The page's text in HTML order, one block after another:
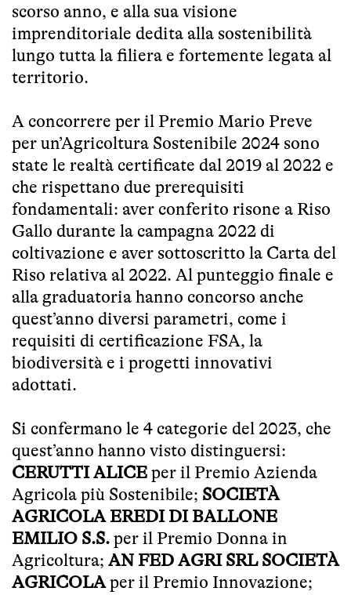
scorso anno, e alla sua visione
imprenditoriale dedita alla sostenibilità
lungo tutta la filiera e fortemente legata al
territorio.
A concorrere per il Premio Mario Preve
per un’Agricoltura Sostenibile 2024 sono
state le realtà certificate dal 2019 al 2022 e
che rispettano due prerequisiti
fondamentali: aver conferito risone a Riso
Gallo durante la campagna 2022 di
coltivazione e aver sottoscritto la Carta del
Riso relativa al 2022. Al punteggio finale e
alla graduatoria hanno concorso anche
quest’anno diversi parametri, come i
requisiti di certificazione FSA, la
biodiversità e i progetti innovativi
adottati.
Si confermano le 4 categorie del 2023, che
quest’anno hanno visto distinguersi:
CERUTTI ALICE per il Premio Azienda
Agricola più Sostenibile; SOCIETÀ
AGRICOLA EREDI DI BALLONE
EMILIO S.S. per il Premio Donna in
Agricoltura; AN FED AGRI SRL SOCIETÀ
AGRICOLAper il Premio Innovazione;